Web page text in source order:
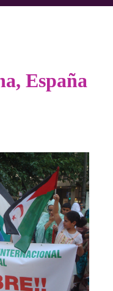
aquí
España